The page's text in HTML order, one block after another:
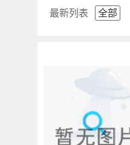
最新列表 全部